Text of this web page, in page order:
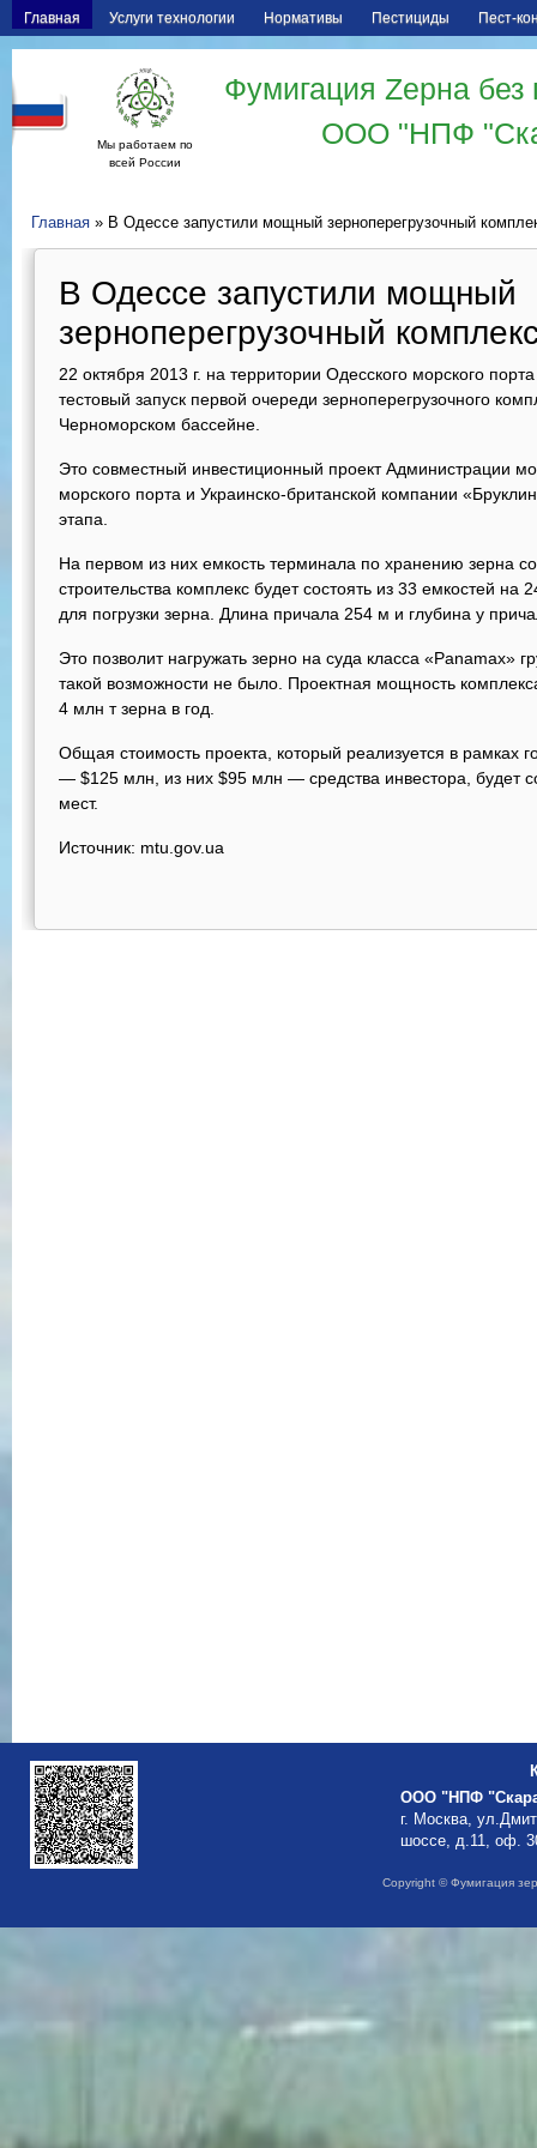
Главная Услуги технологии Нормативы Пестициды Пест-
Мы работаем по
всей России
Фумигация Zерна
ООО "НПФ
Главная » В Одессе запустили мощный зерноперегрузочный
В Одессе запустили мощный
зерноперегрузочный
22 октября 2013 г. на территории Одесского морского
тестовый запуск первой очереди зерноперегрузочного
Черноморском бассейне.
Это совместный инвестиционный проект Администрации
морского порта и Украинско-британской компании
этапа.
На первом из них емкость терминала по хранению зерна
строительства комплекс будет состоять из 33 емкостей на
для погрузки зерна. Длина причала 254 м и глубина у
Это позволит нагружать зерно на суда класса «Panamax»
такой возможности не было. Проектная мощность
4 млн т зерна в год.
Общая стоимость проекта, который реализуется в рамках
— $125 млн, из них $95 млн — средства инвестора, будет
мест.
Источник: mtu.gov.ua
ООО "НПФ
г. Москва,
шоссе, д.11, оф.
Copyright © Фумигация